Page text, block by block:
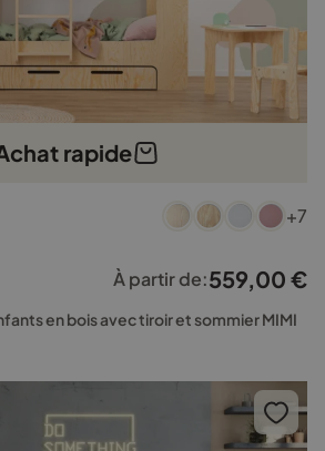
rapide
+7
À partir de:559,00 €
en bois avec tiroir et sommier MIMI